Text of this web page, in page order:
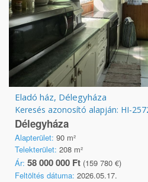
Eladó ház, Délegyháza
Keresés azonosító alapján: HI-
Délegyháza
Alapterület: 90 m²
Telekterület: 208 m²
Ár: 58 000 000 Ft (159 780 €)
Feltöltés dátuma: 2026.05.17.